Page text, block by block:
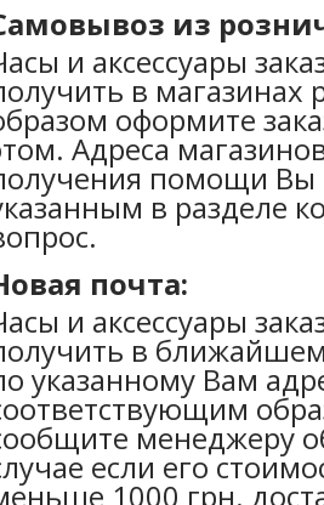
из
и аксессуары
в магазинах
оформите
Адреса
помощи Вы
в разделе
почта:
и аксессуары
в
указанному Вам
менеджеру
если его
1000 грн.